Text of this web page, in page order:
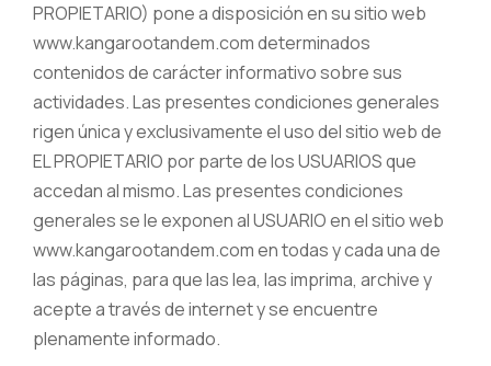
PROPIETARIO) pone a disposición en su sitio web
www.kangarootandem.com determinados
contenidos de carácter informativo sobre sus
actividades. Las presentes condiciones generales
rigen única y exclusivamente el uso del sitio web de
EL PROPIETARIO por parte de los USUARIOS que
accedan al mismo. Las presentes condiciones
generales se le exponen al USUARIO en el sitio web
www.kangarootandem.com en todas y cada una de
las páginas, para que las lea, las imprima, archive y
acepte a través de internet y se encuentre
plenamente informado.